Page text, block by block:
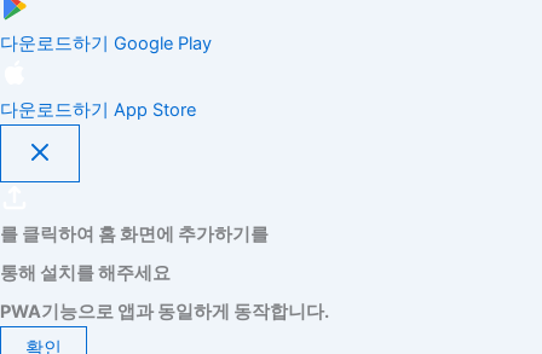
다운로드하기 Google Play
다운로드하기 App Store
를 클릭하여 홈 화면에 추가하기를
통해 설치를 해주세요
PWA기능으로 앱과 동일하게 동작합니다.
확인